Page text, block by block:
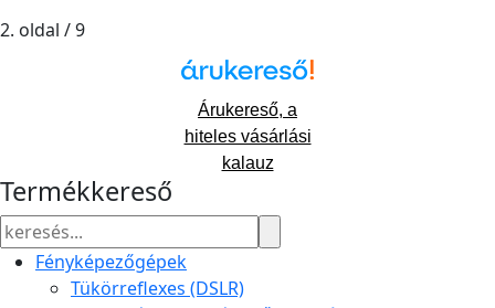
2. oldal / 9
Árukereső, a
hiteles vásárlási
kalauz
Termékkereső
Fényképezőgépek
Tükörreflexes (DSLR)